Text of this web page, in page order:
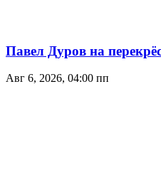
Павел Дуров на
Авг 6, 2026, 04:00 пп